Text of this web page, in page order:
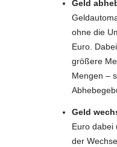
Geld
ohne die
Euro.
größere
Mengen –
Geld
Euro dabei
der